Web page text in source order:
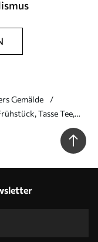
Gemälde
Tasse Tee,